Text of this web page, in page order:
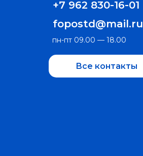
fopostd@mail.ru
+7 962 830-16-01
пн-пт 09.00 — 18.00
Все контакты